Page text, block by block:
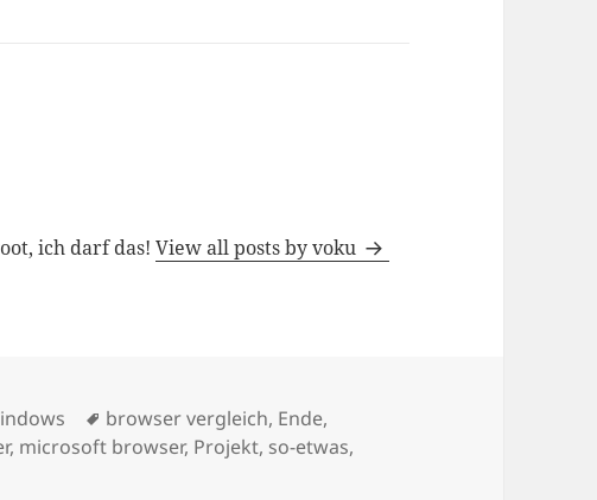
ich darf das!View all posts by voku
Tags
browser vergleich, Ende,
, microsoft browser, Projekt, so-etwas,